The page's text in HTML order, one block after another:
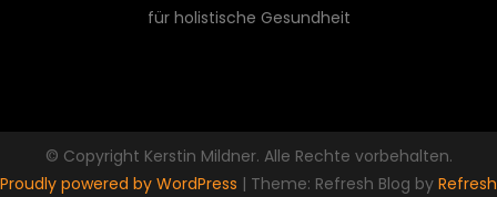
für holistische Gesundheit
© Copyright Kerstin Mildner. Alle Rechte vorbehalten.
Proudly powered by WordPress | Theme: Refresh Blog by Refresh